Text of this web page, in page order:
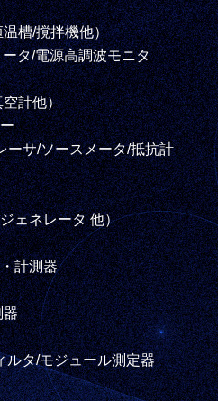
槽/撹拌機他）
タ/電源高調波モニタ
空計他）
ーサ/ソースメータ/抵抗計
ェネレータ 他）
計測器
器
ルタ/モジュール測定器